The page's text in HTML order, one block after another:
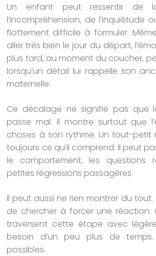
Un enfant peut ressentir de
l’incompréhension, de l’inquiétude
flottement difficile à formuler.
aller très bien le jour du départ,
plus tard, au moment du coucher,
lorsqu’un détail lui rappelle son
maternelle.
Ce décalage ne signifie pas que
passe mal. Il montre surtout que
choses à son rythme. Un tout-petit
toujours ce qu’il comprend. Il peut
le comportement, les questions
petites régressions passagères.
Il peut aussi ne rien montrer du tout.
de chercher à forcer une réaction.
traversent cette étape avec
besoin d’un peu plus de
possibles.